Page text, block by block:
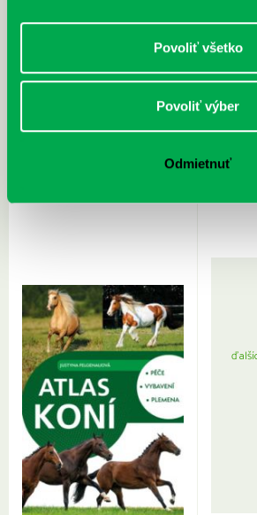
Povoliť všetko
Povoliť výber
Odmietnuť
Sprievodca po hviezdnej oblohe